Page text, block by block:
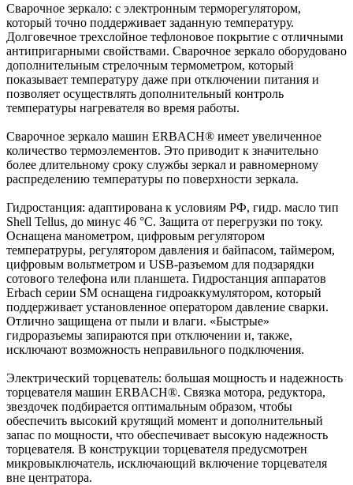
Сварочное зеркало: с электронным терморегулятором,
который точно поддерживает заданную температуру.
Долговечное трехслойное тефлоновое покрытие с отличными
антипригарными свойствами. Сварочное зеркало оборудовано
дополнительным стрелочным термометром, который
показывает температуру даже при отключении питания и
позволяет осуществлять дополнительный контроль
температуры нагревателя во время работы.
Сварочное зеркало машин ERBACH® имеет увеличенное
количество термоэлементов. Это приводит к значительно
более длительному сроку службы зеркал и равномерному
распределению температуры по поверхности зеркала.
Гидростанция: адаптирована к условиям РФ, гидр. масло тип
Shell Tellus, до минус 46 °С. Защита от перегрузки по току.
Оснащена манометром, цифровым регулятором
температруры, регулятором давления и байпасом, таймером,
цифровым вольтметром и USB-разъемом для подзарядки
сотового телефона или планшета. Гидростанция аппаратов
Erbach серии SM оснащена гидроаккумулятором, который
поддерживает установленное оператором давление сварки.
Отлично защищена от пыли и влаги. «Быстрые»
гидроразъемы запираются при отключении и, также,
исключают возможность неправильного подключения.
Электрический торцеватель: большая мощность и надежность
торцевателя машин ERBACH®. Связка мотора, редуктора,
звездочек подбирается оптимальным образом, чтобы
обеспечить высокий крутящий момент и дополнительный
запас по мощности, что обеспечивает высокую надежность
торцевателя. В конструкции торцевателя предусмотрен
микровыключатель, исключающий включение торцевателя
вне центратора.